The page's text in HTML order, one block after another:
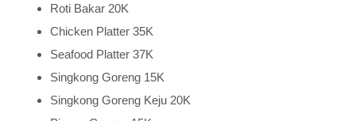
Roti Bakar 20K
Chicken Platter 35K
Seafood Platter 37K
Singkong Goreng 15K
Singkong Goreng Keju 20K